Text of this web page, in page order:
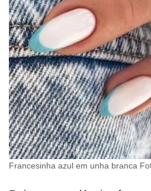
Francesinha azul em unha branca